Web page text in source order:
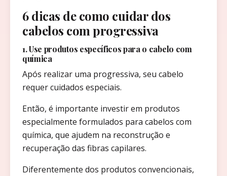
6 dicas de como cuidar dos
cabelos com progressiva
1. Use produtos específicos para o cabelo com
química
Após realizar uma progressiva, seu cabelo
requer cuidados especiais.
Então, é importante investir em produtos
especialmente formulados para cabelos com
química, que ajudem na reconstrução e
recuperação das fibras capilares.
Diferentemente dos produtos convencionais,